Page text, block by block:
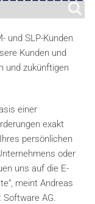
und SLP-Kunden
Kunden und
und zukünftigen
einer
exakt
persönlichen
oder
uns auf die E-
meint Andreas
Software AG.